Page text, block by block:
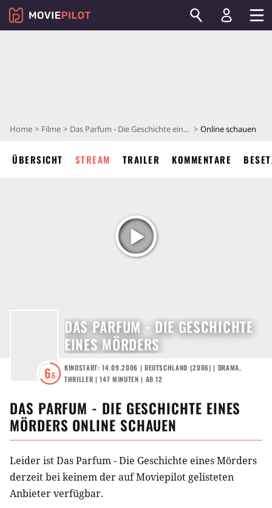
Home Filme Das Parfum - Die Geschichte eines Mörders Online schauen
ÜBERSICHT STREAM TRAILER KOMMENTARE
6.6
DAS PARFUM - DIE GESCHICHTE
EINES MÖRDERS
KINOSTART: 14.09.2006 | DEUTSCHLAND (2006) | DRAMA,
THRILLER | 147 MINUTEN | AB 12
DAS PARFUM - DIE GESCHICHTE EINES
MÖRDERS ONLINE SCHAUEN
Leider ist Das Parfum - Die Geschichte eines Mörders
derzeit bei keinem der auf Moviepilot gelisteten
Anbieter verfügbar.